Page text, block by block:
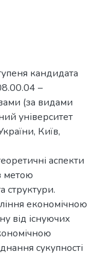
кандидата
–
(за видами
університет
Київ,
аспекти
метою
структури.
економічною
від існуючих
сукупності